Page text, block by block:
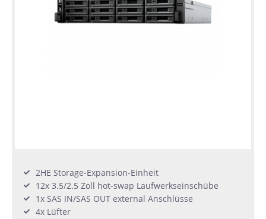
2HE Storage-Expansion-Einheit
12x 3.5/2.5 Zoll hot-swap Laufwerkseinschübe
1x SAS IN/SAS OUT external Anschlüsse
4x Lüfter